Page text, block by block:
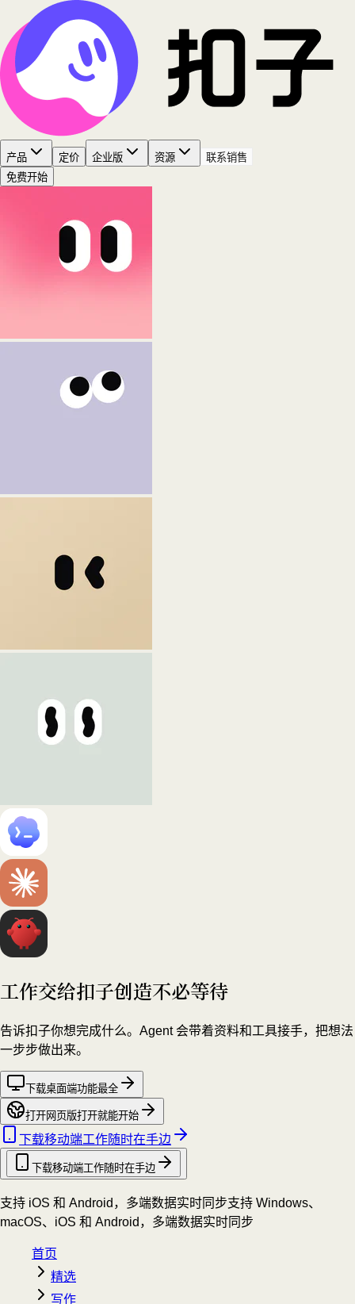
产品 定价 企业版 资源
联系销售
免费开始
工作交给扣子创造不必等待
告诉扣子你想完成什么。Agent 会带着资料和工具接手，把想法
一步步做出来。
下载桌面端功能最全
打开网页版打开就能开始
下载移动端工作随时在手边
下载移动端工作随时在手边
支持 iOS 和 Android，多端数据实时同步支持 Windows、
macOS、iOS 和 Android，多端数据实时同步
首页
精选
写作